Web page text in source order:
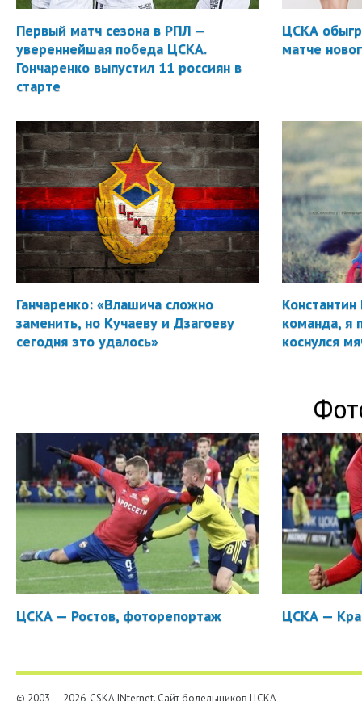
Первый матч сезона в РПЛ —
увереннейшая победа ЦСКА.
Гончаренко выпустил 11 россиян в
старте
ЦСКА
матче
Ганчаренко: «Влашича сложно
заменить, но Кучаеву и Дзагоеву
сегодня это удалось»
Константин
команда, я
коснулся
ЦСКА — Ростов, фоторепортаж ЦСКА —
© 2003 — 2026, CSKA.INternet. Cайт болельщиков ЦСКА